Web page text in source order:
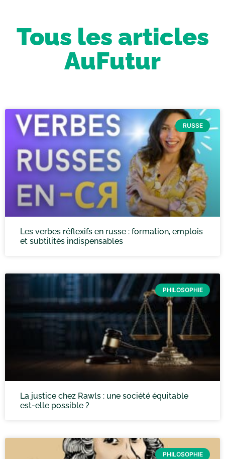
Tous les articles
AuFutur
RUSSE
Les verbes réflexifs en russe : formation, emplois
et subtilités indispensables
PHILOSOPHIE
La justice chez Rawls : une société équitable
est-elle possible ?
PHILOSOPHIE